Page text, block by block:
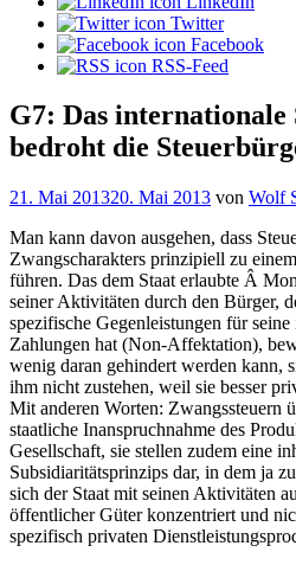
Twitter
Facebook
RSS-Feed
G7: Das
bedroht die
Veröffentlicht
21. Mai 201320. Mai 2013 von Wolf
Man kann davon ausgehen, dass
Zwangscharakters prinzipiell zu
führen. Das dem Staat erlaubte Â
seiner Aktivitäten durch den Bürger,
spezifische Gegenleistungen für
Zahlungen hat (Non-Affektation),
wenig daran gehindert werden kann,
ihm nicht zustehen, weil sie besser
Mit anderen Worten: Zwangssteuern
staatliche Inanspruchnahme des
Gesellschaft, sie stellen zudem eine
Subsidiaritätsprinzips dar, in dem ja
sich der Staat mit seinen Aktivitäten
öffentlicher Güter konzentriert und
spezifisch privaten